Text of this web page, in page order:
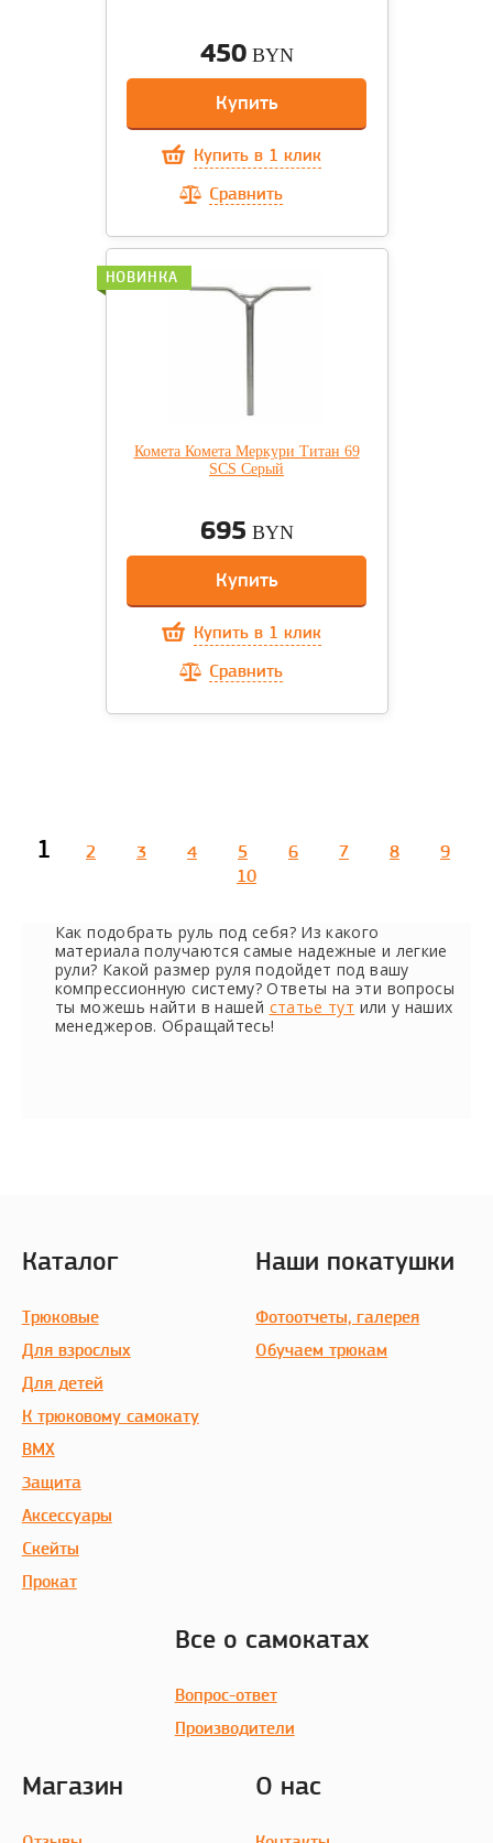
450BYN
Купить
Купить в 1 клик
Сравнить
Комета Комета Меркури Титан 69
SCS Cерый
695 BYN
Купить
Купить в 1 клик
Сравнить
НОВИНКА
1 2 3 4 5 6 7 8
9
10
Как подобрать руль под себя? Из какого
материала получаются самые надежные и легкие
рули? Какой размер руля подойдет под вашу
компрессионную систему? Ответы на эти вопросы
ты можешь найти в нашей статье тут или у наших
менеджеров. Обращайтесь!
Каталог
Трюковые
Для взрослых
Для детей
К трюковому самокату
BMX
Защита
Аксессуары
Скейты
Прокат
Наши покатушки
Фотоотчеты, галерея
Обучаем трюкам
Все о самокатах
Вопрос-ответ
Производители
Магазин О нас